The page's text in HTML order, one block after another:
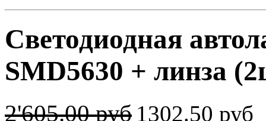
Светодиодная
SMD5630 + линза
2'605.00 руб 1302.50 руб